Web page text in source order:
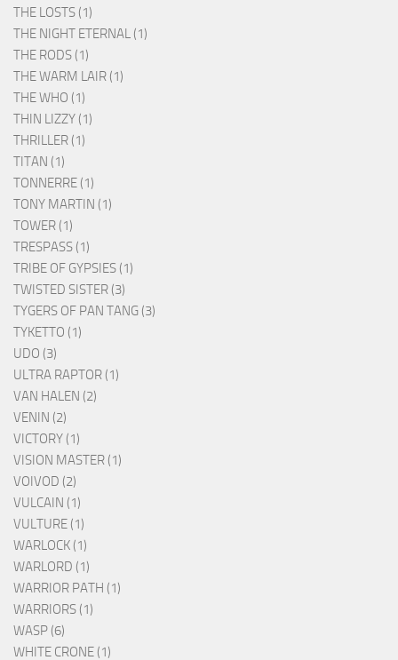
THE LOSTS (1)
THE NIGHT ETERNAL (1)
THE RODS (1)
THE WARM LAIR (1)
THE WHO (1)
THIN LIZZY (1)
THRILLER (1)
TITAN (1)
TONNERRE (1)
TONY MARTIN (1)
TOWER (1)
TRESPASS (1)
TRIBE OF GYPSIES (1)
TWISTED SISTER (3)
TYGERS OF PAN TANG (3)
TYKETTO (1)
UDO (3)
ULTRA RAPTOR (1)
VAN HALEN (2)
VENIN (2)
VICTORY (1)
VISION MASTER (1)
VOIVOD (2)
VULCAIN (1)
VULTURE (1)
WARLOCK (1)
WARLORD (1)
WARRIOR PATH (1)
WARRIORS (1)
WASP (6)
WHITE CRONE (1)